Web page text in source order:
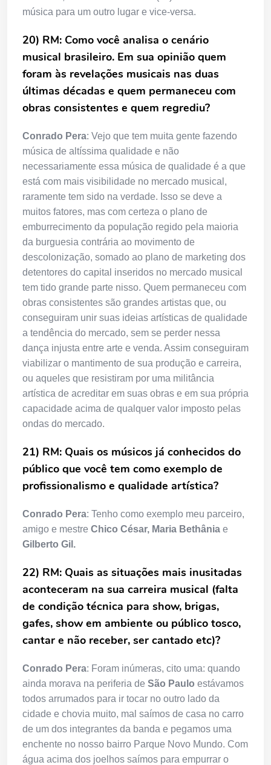
música para um outro lugar e vice-versa.
20) RM: Como você analisa o cenário
musical brasileiro. Em sua opinião quem
foram às revelações musicais nas duas
últimas décadas e quem permaneceu com
obras consistentes e quem regrediu?
Conrado Pera: Vejo que tem muita gente fazendo
música de altíssima qualidade e não
necessariamente essa música de qualidade é a que
está com mais visibilidade no mercado musical,
raramente tem sido na verdade. Isso se deve a
muitos fatores, mas com certeza o plano de
emburrecimento da população regido pela maioria
da burguesia contrária ao movimento de
descolonização, somado ao plano de marketing dos
detentores do capital inseridos no mercado musical
tem tido grande parte nisso. Quem permaneceu com
obras consistentes são grandes artistas que, ou
conseguiram unir suas ideias artísticas de qualidade
a tendência do mercado, sem se perder nessa
dança injusta entre arte e venda. Assim conseguiram
viabilizar o mantimento de sua produção e carreira,
ou aqueles que resistiram por uma militância
artística de acreditar em suas obras e em sua própria
capacidade acima de qualquer valor imposto pelas
ondas do mercado.
21) RM: Quais os músicos já conhecidos do
público que você tem como exemplo de
profissionalismo e qualidade artística?
Conrado Pera: Tenho como exemplo meu parceiro,
amigo e mestre Chico César, Maria Bethânia e
Gilberto Gil.
22) RM: Quais as situações mais inusitadas
aconteceram na sua carreira musical (falta
de condição técnica para show, brigas,
gafes, show em ambiente ou público tosco,
cantar e não receber, ser cantado etc)?
Conrado Pera: Foram inúmeras, cito uma: quando
ainda morava na periferia de São Paulo estávamos
todos arrumados para ir tocar no outro lado da
cidade e chovia muito, mal saímos de casa no carro
de um dos integrantes da banda e pegamos uma
enchente no nosso bairro Parque Novo Mundo. Com
água acima dos joelhos saímos para empurrar o